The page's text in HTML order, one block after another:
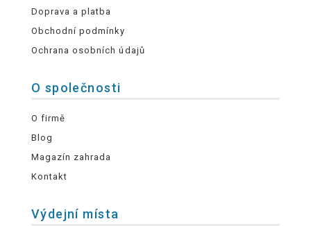
Doprava a platba
Obchodní podmínky
Ochrana osobních údajů
O společnosti
O firmě
Blog
Magazín zahrada
Kontakt
Výdejní místa